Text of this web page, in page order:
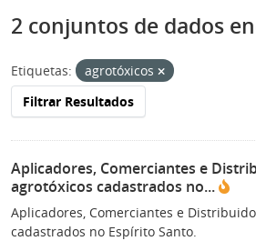
2 conjuntos de dados
Etiquetas:
agrotóxicos
Filtrar Resultados
Aplicadores, Comerciantes e
agrotóxicos cadastrados no...
Aplicadores, Comerciantes e
cadastrados no Espírito Santo.